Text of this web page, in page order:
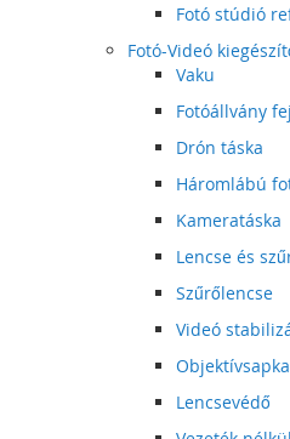
Fotó stúdió
Fotó-Videó
Vaku
Fotóállvány fej
Drón táska
Háromlábú
Kameratáska
Lencse és
Szűrőlencse
Videó
Objektívsapka
Lencsevédő